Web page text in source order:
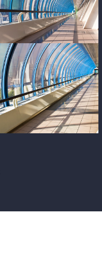
photo
photo